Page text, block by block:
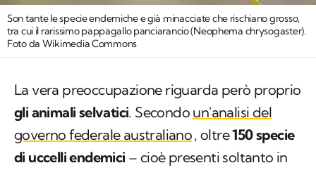
Son tante le specie endemiche e già minacciate che rischiano grosso,
tra cui il rarissimo pappagallo panciarancio (Neophema chrysogaster).
Foto da Wikimedia Commons
La vera preoccupazione riguarda però proprio
gli animali selvatici. Secondo un'analisi del
governo federale australiano, oltre150 specie
di uccelli endemici – cioè presenti soltanto in